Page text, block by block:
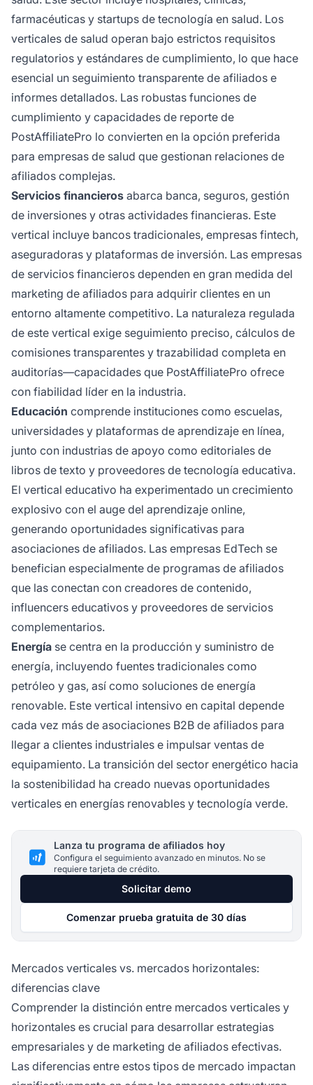
farmacéuticas y startups de tecnología en salud. Los
verticales de salud operan bajo estrictos requisitos
regulatorios y estándares de cumplimiento, lo que hace
esencial un seguimiento transparente de afiliados e
informes detallados. Las robustas funciones de
cumplimiento y capacidades de reporte de
PostAffiliatePro lo convierten en la opción preferida
para empresas de salud que gestionan relaciones de
afiliados complejas.
Servicios financieros abarca banca, seguros, gestión
de inversiones y otras actividades financieras. Este
vertical incluye bancos tradicionales, empresas fintech,
aseguradoras y plataformas de inversión. Las empresas
de servicios financieros dependen en gran medida del
marketing de afiliados para adquirir clientes en un
entorno altamente competitivo. La naturaleza regulada
de este vertical exige seguimiento preciso, cálculos de
comisiones transparentes y trazabilidad completa en
auditorías—capacidades que PostAffiliatePro ofrece
con fiabilidad líder en la industria.
Educación comprende instituciones como escuelas,
universidades y plataformas de aprendizaje en línea,
junto con industrias de apoyo como editoriales de
libros de texto y proveedores de tecnología educativa.
El vertical educativo ha experimentado un crecimiento
explosivo con el auge del aprendizaje online,
generando oportunidades significativas para
asociaciones de afiliados. Las empresas EdTech se
benefician especialmente de programas de afiliados
que las conectan con creadores de contenido,
influencers educativos y proveedores de servicios
complementarios.
Energía se centra en la producción y suministro de
energía, incluyendo fuentes tradicionales como
petróleo y gas, así como soluciones de energía
renovable. Este vertical intensivo en capital depende
cada vez más de asociaciones B2B de afiliados para
llegar a clientes industriales e impulsar ventas de
equipamiento. La transición del sector energético hacia
la sostenibilidad ha creado nuevas oportunidades
verticales en energías renovables y tecnología verde.
Lanza tu programa de afiliados hoy
Configura el seguimiento avanzado en minutos. No se
requiere tarjeta de crédito.
Solicitar demo
Comenzar prueba gratuita de 30 días
Mercados verticales vs. mercados horizontales:
diferencias clave
Comprender la distinción entre mercados verticales y
horizontales es crucial para desarrollar estrategias
empresariales y de marketing de afiliados efectivas.
Las diferencias entre estos tipos de mercado impactan